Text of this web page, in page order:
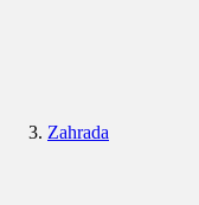
Zahrada